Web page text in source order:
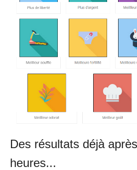
Des résultats déjà
heures...